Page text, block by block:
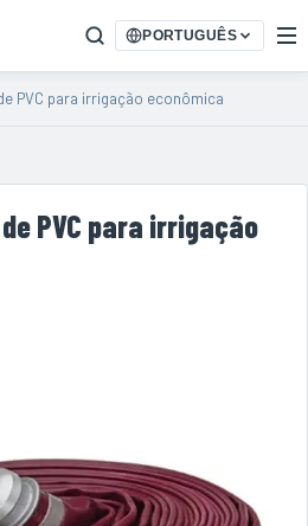
PORTUGUÊS
PVC para irrigação econômica
PVC para irrigação